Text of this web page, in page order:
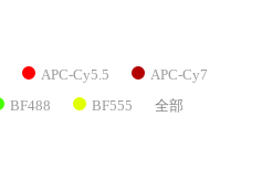
APC-Cy5.5 APC-Cy7
BF488 BF555 全部